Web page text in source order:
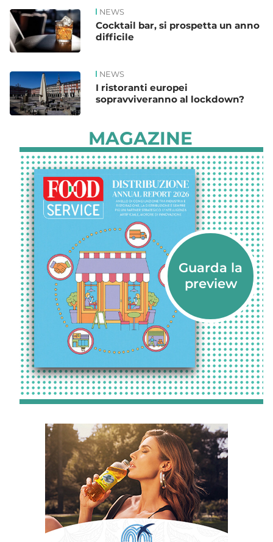
NEWS
Cocktail bar, si prospetta un anno
difficile
NEWS
I ristoranti europei
sopravviveranno al lockdown?
MAGAZINE